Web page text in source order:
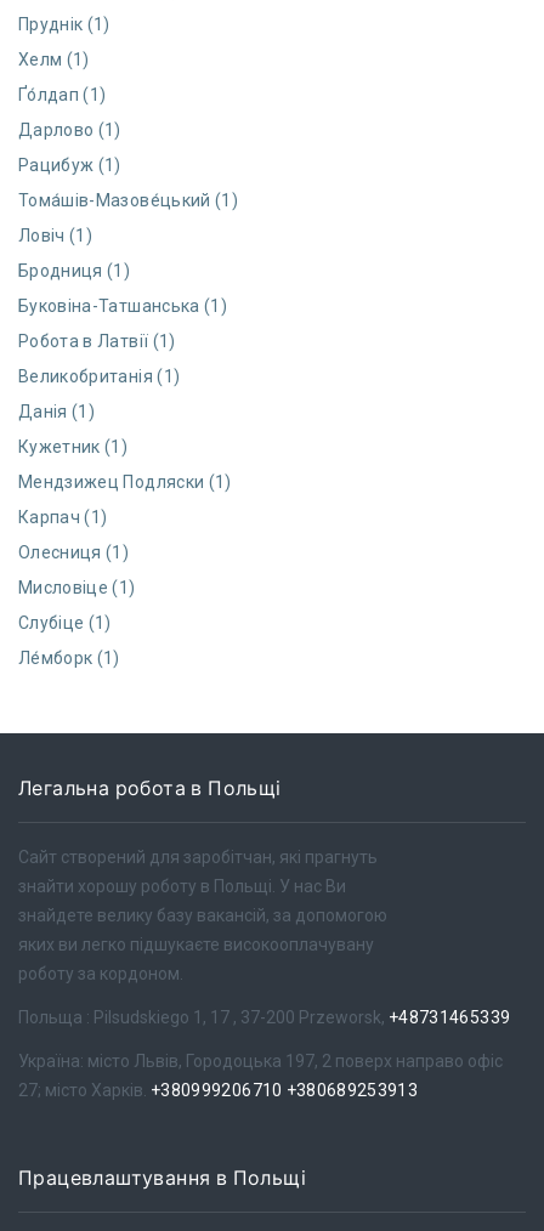
Пруднік (1)
Хелм (1)
Ґо́лдап (1)
Дарлово (1)
Рацибуж (1)
Тома́шів-Мазове́цький (1)
Ловіч (1)
Бродниця (1)
Буковіна-Татшанська (1)
Робота в Латвії (1)
Великобританія (1)
Данія (1)
Кужетник (1)
Мендзижец Подляски (1)
Карпач (1)
Олесниця (1)
Мисловіце (1)
Слубіце (1)
Ле́мборк (1)
Легальна робота в Польщі
Сайт створений для заробітчан, які прагнуть
знайти хорошу роботу в Польщі. У нас Ви
знайдете велику базу вакансій, за допомогою
яких ви легко підшукаєте високооплачувану
роботу за кордоном.
Польща : Pilsudskiego 1, 17 , 37-200 Przeworsk, +48731465339
Україна: місто Львів, Городоцька 197, 2 поверх направо офіс
27; місто Харків. +380999206710 +380689253913
Працевлаштування в Польщі